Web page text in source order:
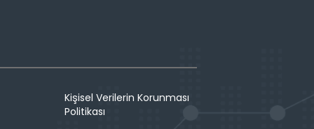
Kişisel Verilerin Korunması
Politikası